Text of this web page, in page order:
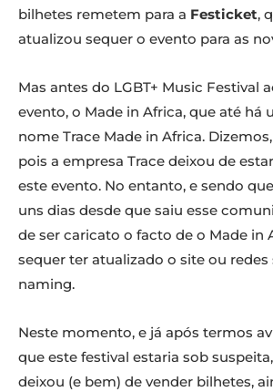
bilhetes remetem para a Festicket,
atualizou sequer o evento para as
Mas antes do LGBT+ Music Festival
evento, o Made in Africa, que até há
nome Trace Made in Africa. Dizemos,
pois a empresa Trace deixou de
este evento. No entanto, e sendo
uns dias desde que saiu esse
de ser caricato o facto de o Made in
sequer ter atualizado o site ou
naming.
Neste momento, e já após termos
que este festival estaria sob
deixou (e bem) de vender bilhetes,